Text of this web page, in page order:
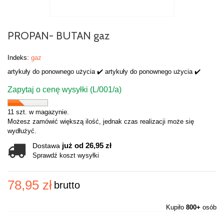
PROPAN- BUTAN gaz
Indeks: gaz
artykuły do ponownego użycia ✔️ artykuły do ponownego użycia ✔️
Zapytaj o cenę wysyłki (L/001/a)
11 szt. w magazynie.
Możesz zamówić większą ilość, jednak czas realizacji może się
wydłużyć.
Dostawa już od 26,95 zł
Sprawdź koszt wysyłki
78,95 zł brutto
Kupiło 800+ osób